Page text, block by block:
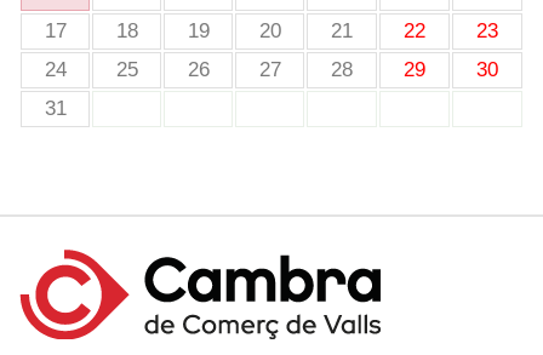
17
18 19 20 21 22
23
24
25 26 27 28 29
30
31